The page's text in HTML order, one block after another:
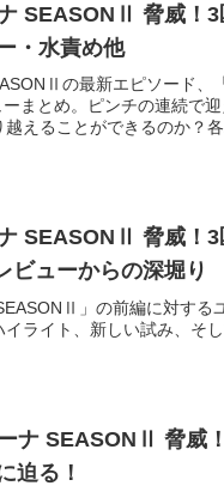
SEASONⅡ 脅威！3
・水責め他
の最新エピソード、
まとめ。ピンチの連続で
えることができるのか？
SEASONⅡ 脅威！3
ビューからの深堀り
」の前編に対する
ライト、新しい試み、そ
ナ SEASONⅡ 脅威
迫る！